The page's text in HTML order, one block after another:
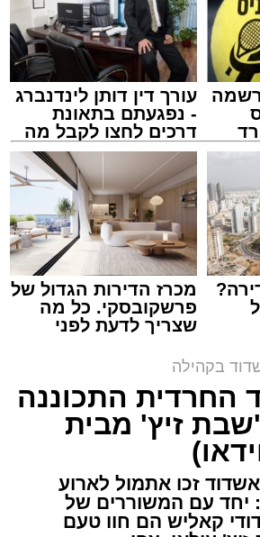
, מעגלים
באשדוד ממשיך להכות גלים
המרהיבה המלאה
הצלם יהושע פרוכטר
מעגלים מבית סיעת אשדוד
עורך דין דותן לינדנברג
- נפגעתם בתאונת
דרכים לחצו לקבל מה
שמגיע לכם
מכרז הדירות הגדול של
פרשקובסקי. כל מה
שצריך לדעת לפני
באשדודבקהילה
החרדית התכוננה
זיץ' מבית
זכו אתמול לארוע
יחד עם המשוררים של
קאליש הם חוו טעם